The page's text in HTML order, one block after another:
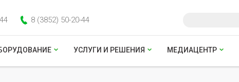
8 (3852) 50-20-44
МЕДИАЦЕНТР
УСЛУГИ И РЕШЕНИЯ